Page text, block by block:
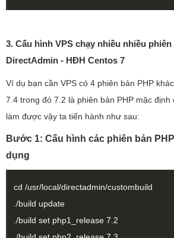
3. Cấu hình VPS chạy nhiều nhiều
DirectAdmin - HĐH Centos 7
Ví dụ bạn cần VPS có 4 phiên bản PHP
7.4 trong đó 7.2 là phiên bản PHP mặc
làm được vậy ta tiến hành như sau:
Bước 1: Cấu hình các phiên bản
dụng
cd /usr/local/directadmin/custombuild
./build update
./build set php1_release 7.2